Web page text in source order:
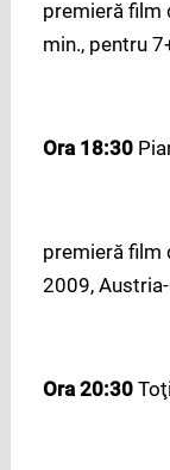
premieră film
min., pentru
Ora 18:30
premieră film
2009,
Ora 20:30